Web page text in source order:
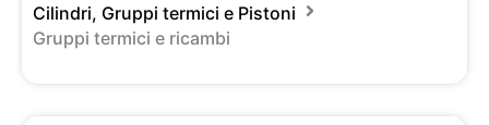
Cilindri, Gruppi termici e Pistoni
Gruppi termici e ricambi